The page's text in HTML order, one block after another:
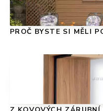
PROČ BYSTE SI MĚLI